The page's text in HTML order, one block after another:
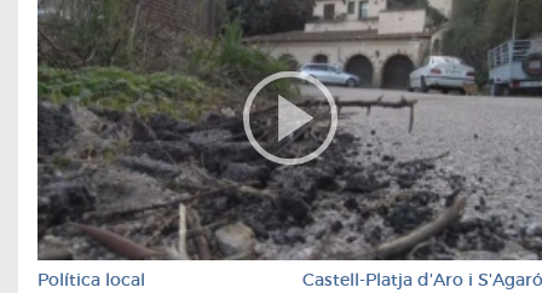
Política local Castell-Platja d'Aro i S'Agaró